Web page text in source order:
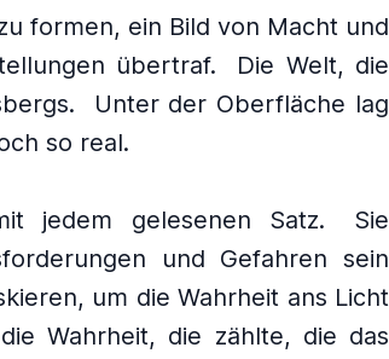
formen, ein Bild von Macht und
übertraf.
Die Welt, die
Unter der Oberfläche lag
so real.
jedem gelesenen Satz.
Sie
und Gefahren sein
um die Wahrheit ans Licht
Wahrheit, die zählte, die das